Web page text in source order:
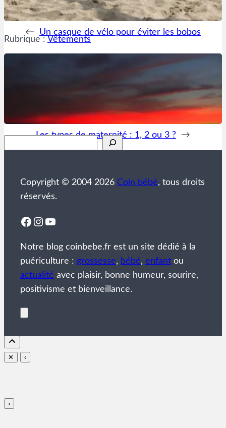
← Un casque de vélo pour éviter les bobos
Rubrique : Vêtements
Les types de maternité : 1, 2 ou 3 ? →
Copyright © 2004 2026 Coin bébé, tous droits
réservés.
Facebook
Instagram
YouTube
Notre blog coinbebe.fr est un site dédié à la
puériculture : grossesse, bébé, enfant ou
actualité avec plaisir, bonne humeur, sourire,
positivisme et bienveillance.
✕ ‹
›